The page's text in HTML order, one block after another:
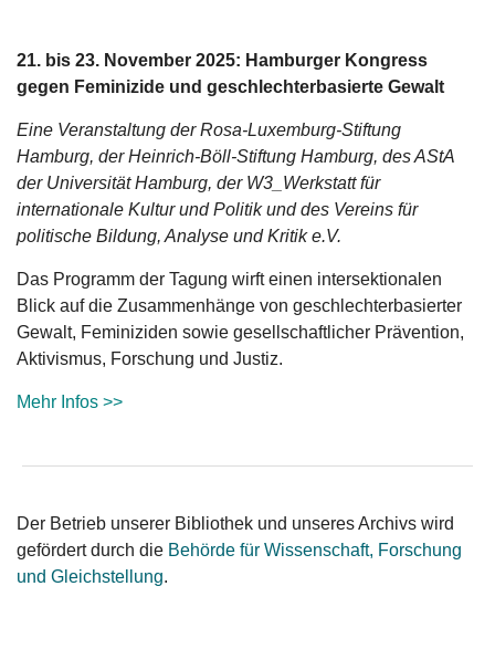
21. bis 23. November 2025: Hamburger Kongress
gegen Feminizide und geschlechterbasierte Gewalt
Eine Veranstaltung der Rosa-Luxemburg-Stiftung
Hamburg, der Heinrich-Böll-Stiftung Hamburg, des AStA
der Universität Hamburg, der W3_Werkstatt für
internationale Kultur und Politik und des Vereins für
politische Bildung, Analyse und Kritik e.V.
Das Programm der Tagung wirft einen intersektionalen
Blick auf die Zusammenhänge von geschlechterbasierter
Gewalt, Feminiziden sowie gesellschaftlicher Prävention,
Aktivismus, Forschung und Justiz.
Mehr Infos >>
Der Betrieb unserer Bibliothek und unseres Archivs wird
gefördert durch die Behörde für Wissenschaft, Forschung
und Gleichstellung.